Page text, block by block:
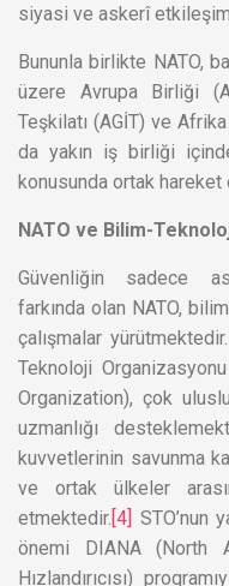
siyasi ve askerî etkileşim
Bununla birlikte NATO,
üzere Avrupa Birliği
Teşkilatı (AGİT) ve
da yakın iş birliği
konusunda ortak hareket
NATO ve Bilim-
Güvenliğin sadece
farkında olan NATO,
çalışmalar
Teknoloji
Organization), çok
uzmanlığı
kuvvetlerinin savunma
ve ortak ülkeler
etmektedir. [4] STO’nun
önemi DIANA (North
Hızlandırıcısı)